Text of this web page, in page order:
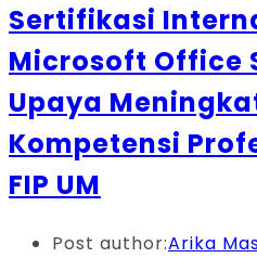
Sertifikasi
Microsoft Office
Upaya
Kompetensi
FIP UM
Post author:Arika